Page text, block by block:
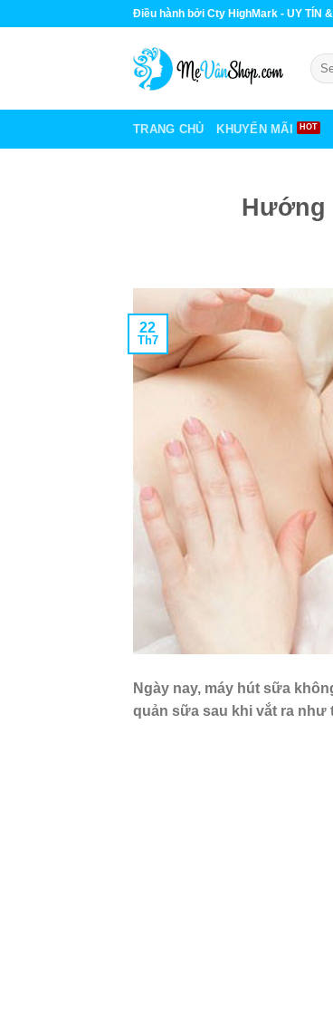
to
Điều hành bởi Cty HighMark - UY TÍN
for:
TRANG CHỦ KHUYẾN MÃI
Hướng
22
Th7
Ngày nay, máy hút sữa
quản sữa sau khi vắt ra như